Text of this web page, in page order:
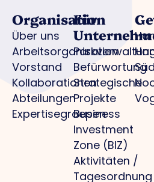
Organisation
Über uns
Arbeitsorganisation
Vorstand
Kollaborationen
Abteilungen
Expertisegroepen
Für
Befürwortung
Strategische
Projekte
Business
Investment
Zone (BIZ)
Aktivitäten /
Tagesordnung
Süd